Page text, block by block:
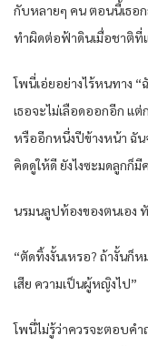
กับหลายๆ คน ตอนนี้เธอ
ทำผิดต่อฟ้าดินเมื่อชาติที่
โพนี่เอ่ยอย่างไร้หนทาง
เธอจะไม่เลือดออกอีก แ
หรืออีกหนึ่งปีข้างหน้า ฉั
คิดดูให้ดี ยังไงซะมดลูกก็
นรมนลูปท้องของตนเอง
“ตัดทิ้งงั้นเหรอ? ถ้างั้นก็
เสีย ความเป็นผู้หญิงไป”
โพนี่ไม่รู้ว่าควรจะตอบคำ